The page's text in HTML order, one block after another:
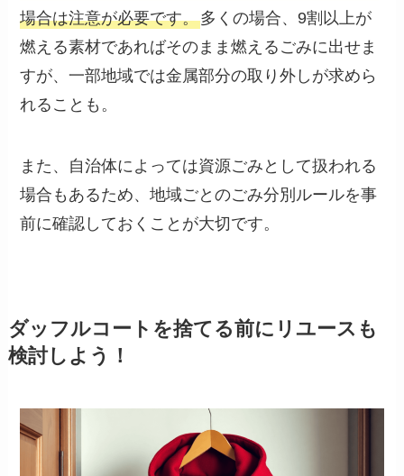
場合は注意が必要です。多くの場合、9割以上が
燃える素材であればそのまま燃えるごみに出せま
すが、一部地域では金属部分の取り外しが求めら
れることも。
また、自治体によっては資源ごみとして扱われる
場合もあるため、地域ごとのごみ分別ルールを事
前に確認しておくことが大切です。
ダッフルコートを捨てる前にリユースも
検討しよう！